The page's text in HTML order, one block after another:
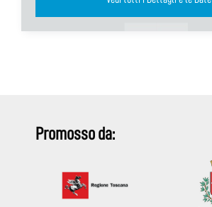
Promosso da: